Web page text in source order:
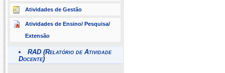
Atividades de Gestão
Atividades de Ensino/ Pesquisa/
Extensão
RAD (Relatório de Atividade
Docente)